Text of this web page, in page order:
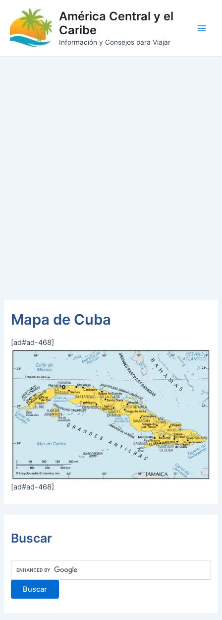
contenido
América Central y el
Caribe
Información y Consejos para Viajar
Mapa de Cuba
[ad#ad-468]
[ad#ad-468]
Buscar